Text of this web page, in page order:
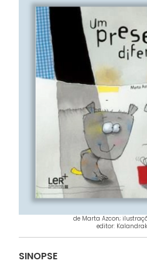
de Marta Azcon;
editor:
SINOPSE